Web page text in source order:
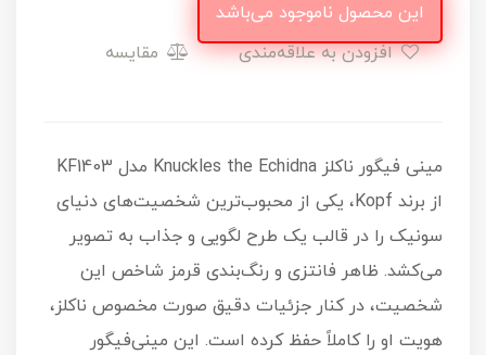
این محصول ناموجود می‌باشد
افزودن به علاقه‌مندی
مقایسه
مینی فیگور ناکلز Knuckles the Echidna مدل KF1403
از برند Kopf، یکی از محبوب‌ترین شخصیت‌های دنیای
سونیک را در قالب یک طرح لگویی و جذاب به تصویر
می‌کشد. ظاهر فانتزی و رنگ‌بندی قرمز شاخص این
شخصیت، در کنار جزئیات دقیق صورت مخصوص ناکلز،
هویت او را کاملاً حفظ کرده است. این مینی‌فیگور